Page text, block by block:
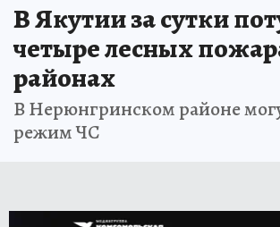
В Якутии за сутки
четыре лесных
районах
В Нерюнгринском районе
режим ЧС